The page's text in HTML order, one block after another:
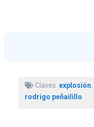
Claves: explosión,
rodrigo peñailillo